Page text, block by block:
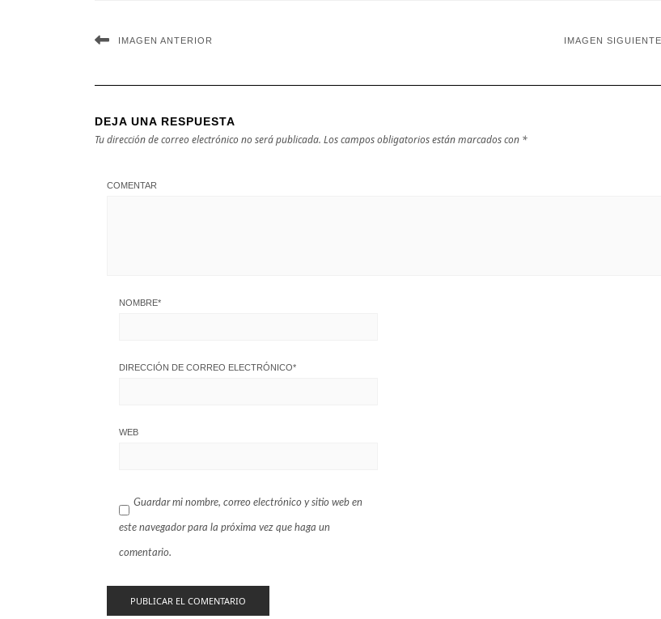
IMAGEN ANTERIOR IMAGEN SIGUIENTE
DEJA UNA RESPUESTA
Tu dirección de correo electrónico no será publicada. Los campos obligatorios están marcados con *
COMENTAR
NOMBRE*
DIRECCIÓN DE CORREO ELECTRÓNICO*
WEB
Guardar mi nombre, correo electrónico y sitio web en
este navegador para la próxima vez que haga un
comentario.